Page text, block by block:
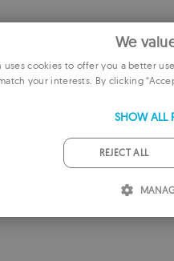
We
uses cookies to offer you a better
your interests. By clicking
SHOW ALL
REJECT ALL